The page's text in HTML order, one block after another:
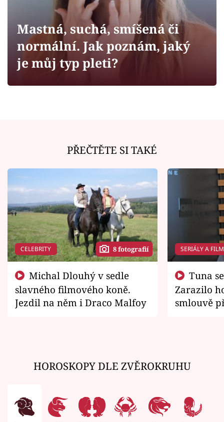
Sledujte prima+
Filmový festival Karlovy Vary
Sledujte nás
Mastná, suchá, smíšená či
normální. Jak poznám, jaký
je můj typ pleti?
PŘEČTĚTE SI TAKÉ
CELEBRITY 8 fotografií
slavného filmového koně.
Jezdil na něm i Draco Malfoy
SERIÁLY A
Zarazilo
smlouvě
HOROSKOPY DLE ZVĚROKRUHU